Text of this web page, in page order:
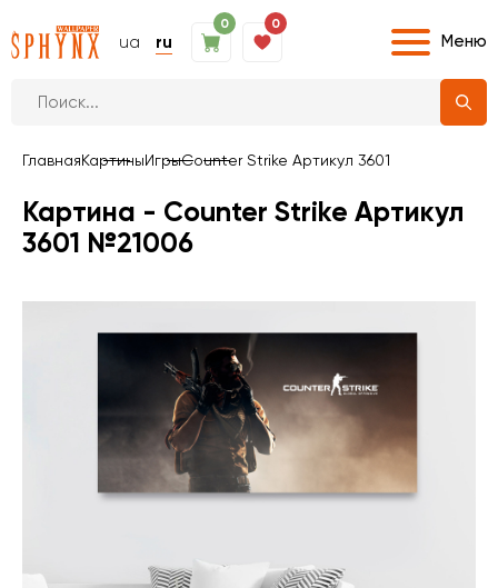
ua ru
0 0
Меню
ГлавнаяКартиныИгрыCounter Strike Артикул 3601
Картина - Counter Strike Артикул
3601 №21006